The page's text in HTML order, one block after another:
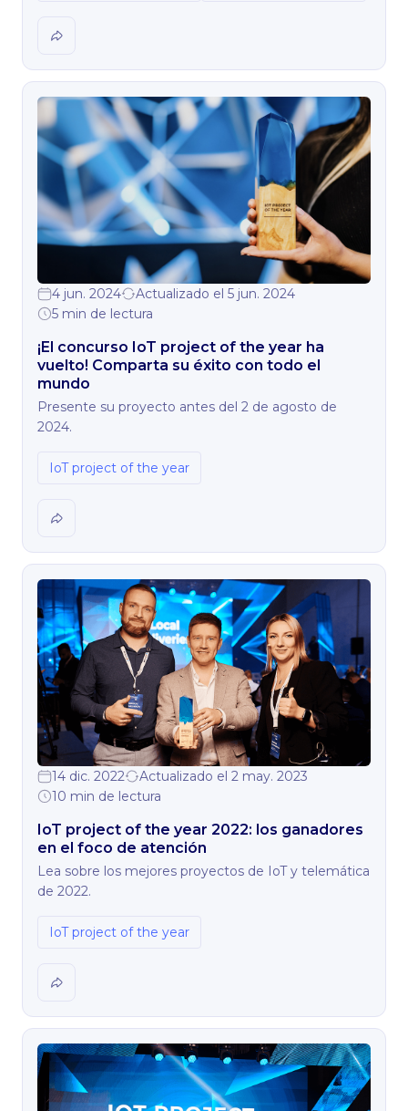
4 jun. 2024
Actualizado el 5 jun. 2024
5 min de lectura
¡El concurso IoT project of the year ha
vuelto! Comparta su éxito con todo el
mundo
Presente su proyecto antes del 2 de agosto de
2024.
IoT project of the year
14 dic. 2022
Actualizado el 2 may. 2023
10 min de lectura
IoT project of the year 2022: los ganadores
en el foco de atención
Lea sobre los mejores proyectos de IoT y telemática
de 2022.
IoT project of the year